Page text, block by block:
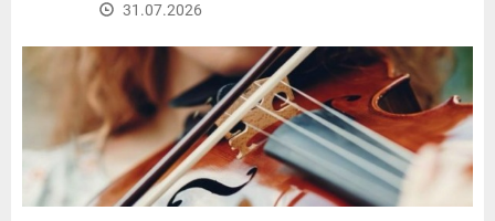
31.07.2026